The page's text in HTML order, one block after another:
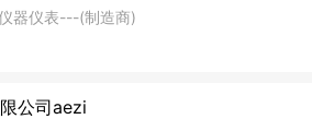
器仪表---(制造商)
公司aezi